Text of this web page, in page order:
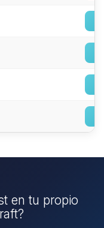
en tu propio